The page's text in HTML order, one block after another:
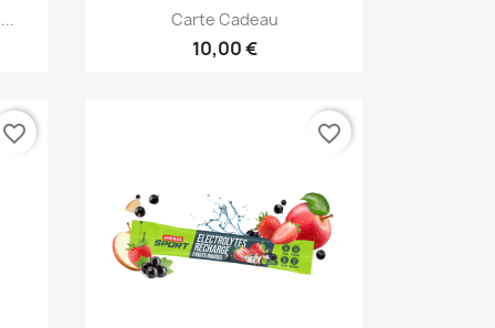
Vorschau
Carte Cadeau
10,00 €
favorite_border favorite_border